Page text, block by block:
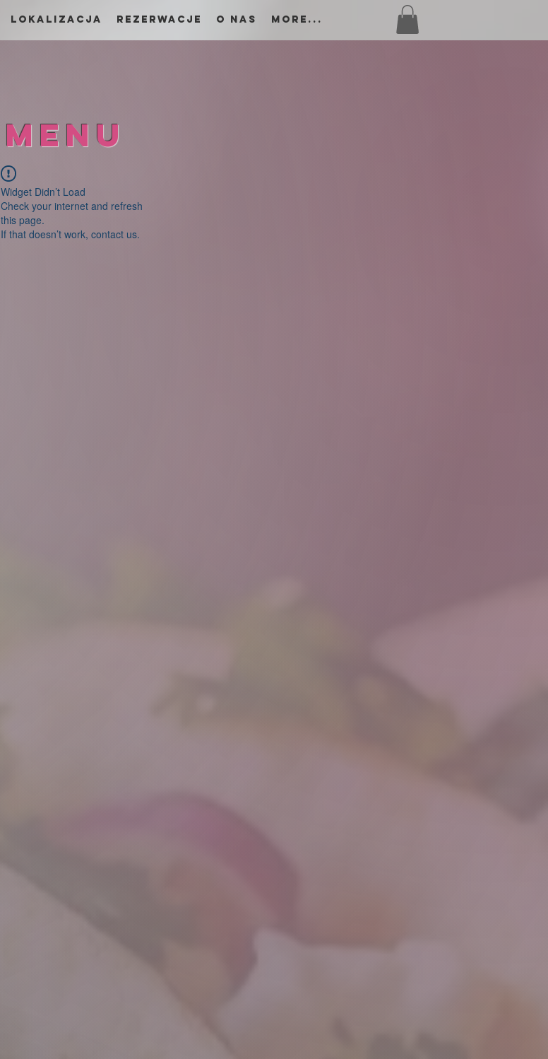
Lokalizacja Rezerwacje O Nas More...
Menu
Widget Didn’t Load
Check your internet and refresh
this page.
If that doesn’t work, contact us.